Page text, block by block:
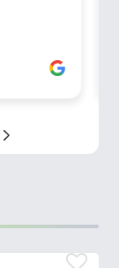
fehér színű